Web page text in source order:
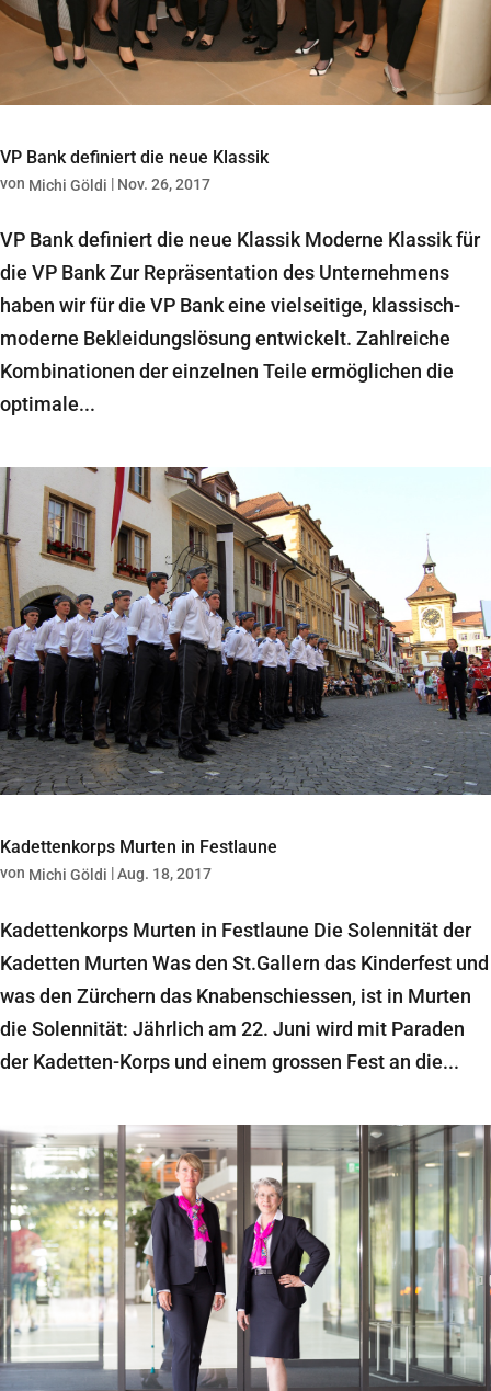
VP Bank definiert die neue Klassik
von Michi Göldi | Nov. 26, 2017
VP Bank definiert die neue Klassik Moderne Klassik für
die VP Bank Zur Repräsentation des Unternehmens
haben wir für die VP Bank eine vielseitige, klassisch-
moderne Bekleidungslösung entwickelt. Zahlreiche
Kombinationen der einzelnen Teile ermöglichen die
optimale...
Kadettenkorps Murten in Festlaune
von Michi Göldi |Aug. 18, 2017
Kadettenkorps Murten in Festlaune Die Solennität der
Kadetten Murten Was den St.Gallern das Kinderfest und
was den Zürchern das Knabenschiessen, ist in Murten
die Solennität: Jährlich am 22. Juni wird mit Paraden
der Kadetten-Korps und einem grossen Fest an die...